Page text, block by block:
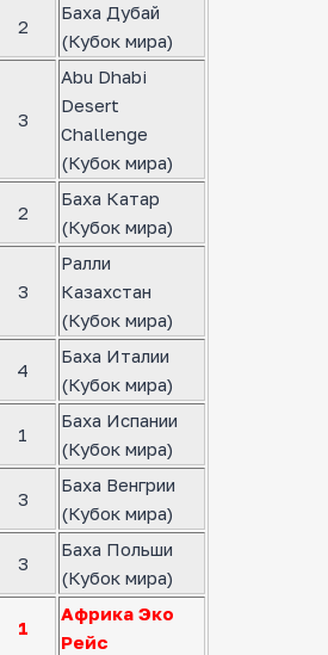
2
Баха Дубай
(Кубок мира)
3
Abu Dhabi
Desert
Challenge
(Кубок мира)
2
Баха Катар
(Кубок мира)
3
Ралли
Казахстан
(Кубок мира)
4
Баха Италии
(Кубок мира)
1
Баха Испании
(Кубок мира)
3
Баха Венгрии
(Кубок мира)
3
Баха Польши
(Кубок мира)
1
Африка Эко
Рейс